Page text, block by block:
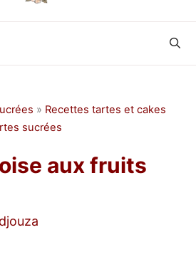
» Recettes tartes et cakes
sucrées
aux fruits
djouza